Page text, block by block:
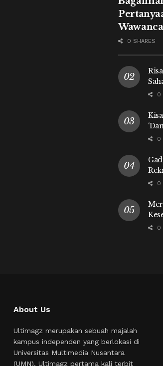
0 SHARES
0
0
0
0
About Us
Ultimagz merupakan sebuah majalah
kampus independen yang berlokasi di
Universitas Multimedia Nusantara
(UMN). Ultimagz pertama kali terbit